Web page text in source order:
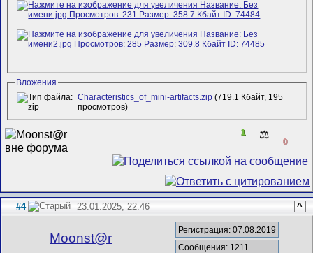
Вложения
Characteristics_of_mini-artifacts.zip (719.1 Кбайт, 195
просмотров)
1 ⚖️
0
#4 23.01.2025, 22:46 ^
Mооnst@r
Регистрация: 07.08.2019
Сообщения: 1211